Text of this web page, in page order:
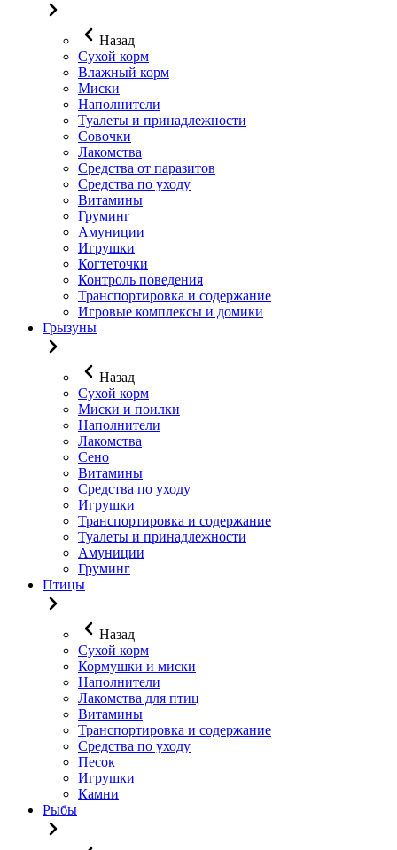
Назад
Сухой корм
Влажный корм
Миски
Наполнители
Туалеты и принадлежности
Совочки
Лакомства
Средства от паразитов
Средства по уходу
Витамины
Груминг
Амуниции
Игрушки
Когтеточки
Контроль поведения
Транспортировка и содержание
Игровые комплексы и домики
Грызуны
Назад
Сухой корм
Миски и поилки
Наполнители
Лакомства
Сено
Витамины
Средства по уходу
Игрушки
Транспортировка и содержание
Туалеты и принадлежности
Амуниции
Груминг
Птицы
Назад
Сухой корм
Кормушки и миски
Наполнители
Лакомства для птиц
Витамины
Транспортировка и содержание
Средства по уходу
Песок
Игрушки
Камни
Рыбы